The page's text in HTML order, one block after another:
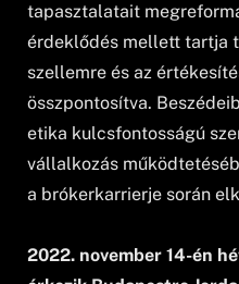
tapasztalatait
érdeklődés mellett tartja
szellemre és az
összpontosítva.
etika kulcsfontosságú
vállalkozás
a brókerkarrierje során
2022. november 14-én